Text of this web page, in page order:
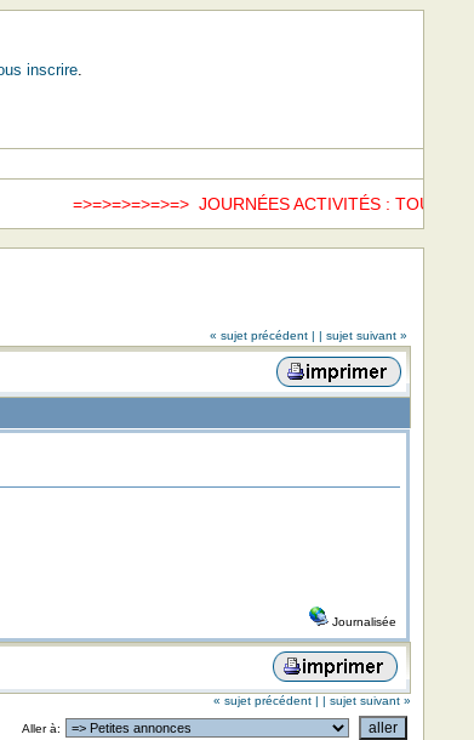
inscrire.
=>=>=>=>=>=> JOURNÉES ACTIVITÉS : TOUS
« sujet précédent | | sujet suivant »
Journalisée
« sujet précédent | | sujet suivant »
Aller à: